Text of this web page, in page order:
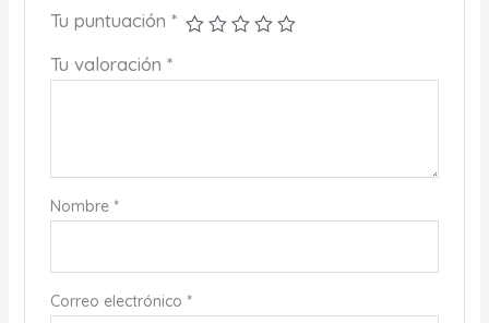
Tu puntuación *
Tu valoración *
Nombre *
Correo electrónico *